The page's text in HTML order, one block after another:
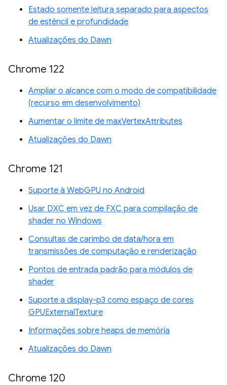
Estado somente leitura separado para aspectos
de estêncil e profundidade
Atualizações do Dawn
Chrome 122
Ampliar o alcance com o modo de compatibilidade
(recurso em desenvolvimento)
Aumentar o limite de maxVertexAttributes
Atualizações do Dawn
Chrome 121
Suporte à WebGPU no Android
Usar DXC em vez de FXC para compilação de
shader no Windows
Consultas de carimbo de data/hora em
transmissões de computação e renderização
Pontos de entrada padrão para módulos de
shader
Suporte a display-p3 como espaço de cores
GPUExternalTexture
Informações sobre heaps de memória
Atualizações do Dawn
Chrome 120